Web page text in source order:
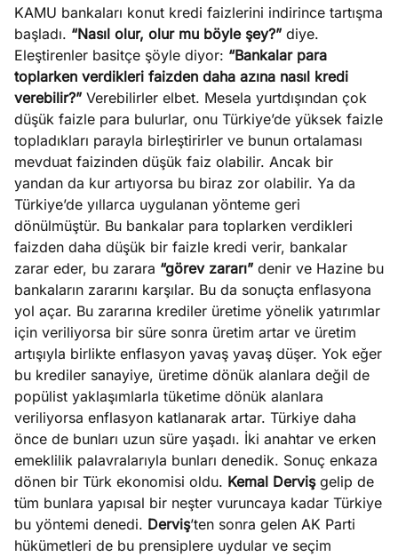
6, 2026
yasalar
Ağustos
5, 2026
stok
caiz
Köşe
Yazıları
Spor
Yazıları
KAMU bankaları konut kredi faizlerini indirince tartışma
başladı. “Nasıl olur, olur mu böyle şey?” diye.
Eleştirenler basitçe şöyle diyor: “Bankalar para
toplarken verdikleri faizden daha azına nasıl kredi
verebilir?” Verebilirler elbet. Mesela yurtdışından çok
düşük faizle para bulurlar, onu Türkiye’de yüksek faizle
topladıkları parayla birleştirirler ve bunun ortalaması
mevduat faizinden düşük faiz olabilir. Ancak bir
yandan da kur artıyorsa bu biraz zor olabilir. Ya da
Türkiye’de yıllarca uygulanan yönteme geri
dönülmüştür. Bu bankalar para toplarken verdikleri
faizden daha düşük bir faizle kredi verir, bankalar
zarar eder, bu zarara “görev zararı” denir ve Hazine bu
bankaların zararını karşılar. Bu da sonuçta enflasyona
yol açar. Bu zararına krediler üretime yönelik yatırımlar
için veriliyorsa bir süre sonra üretim artar ve üretim
artışıyla birlikte enflasyon yavaş yavaş düşer. Yok eğer
bu krediler sanayiye, üretime dönük alanlara değil de
popülist yaklaşımlarla tüketime dönük alanlara
veriliyorsa enflasyon katlanarak artar. Türkiye daha
önce de bunları uzun süre yaşadı. İki anahtar ve erken
emeklilik palavralarıyla bunları denedik. Sonuç enkaza
dönen bir Türk ekonomisi oldu. Kemal Dervişgelip de
tüm bunlara yapısal bir neşter vuruncaya kadar Türkiye
bu yöntemi denedi. Derviş’ten sonra gelen AK Parti
hükümetleri de bu prensiplere uydular ve seçim